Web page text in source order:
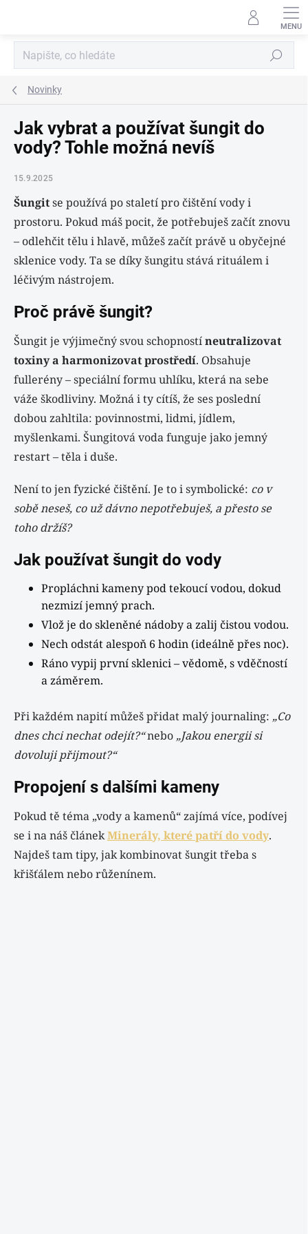
Hledat
Novinky
Jak vybrat a používat šungit do
vody? Tohle možná nevíš
15.9.2025
Šungitse používá po staletí pro čištění vody i
prostoru. Pokud máš pocit, že potřebuješ začít znovu
– odlehčit tělu i hlavě, můžeš začít právě u obyčejné
sklenice vody. Ta se díky šungitu stává rituálem i
léčivým nástrojem.
Proč právě šungit?
Šungit je výjimečný svou schopnostíneutralizovat
toxiny a harmonizovat prostředí. Obsahuje
fullerény – speciální formu uhlíku, která na sebe
váže škodliviny. Možná i ty cítíš, že ses poslední
dobou zahltila: povinnostmi, lidmi, jídlem,
myšlenkami. Šungitová voda funguje jako jemný
restart – těla i duše.
Není to jen fyzické čištění. Je to i symbolické: co v
sobě neseš, co už dávno nepotřebuješ, a přesto se
toho držíš?
Jak používat šungit do vody
Propláchni kameny pod tekoucí vodou, dokud
nezmizí jemný prach.
Vlož je do skleněné nádoby a zalij čistou vodou.
Nech odstát alespoň 6 hodin (ideálně přes noc).
Ráno vypij první sklenici – vědomě, s vděčností
a záměrem.
Při každém napití můžeš přidat malý journaling: „Co
dnes chci nechat odejít?“nebo „Jakou energii si
dovoluji přijmout?“
Propojení s dalšími kameny
Pokud tě téma „vody a kamenů“ zajímá více, podívej
se i na náš článekMinerály, které patří do vody.
Najdeš tam tipy, jak kombinovat šungit třeba s
křišťálem nebo růženínem.